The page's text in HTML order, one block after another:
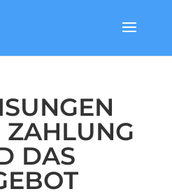
ZAHLUNG
DAS